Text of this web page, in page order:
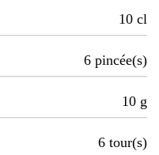
10 cl
6 pincée(s)
10 g
6 tour(s)